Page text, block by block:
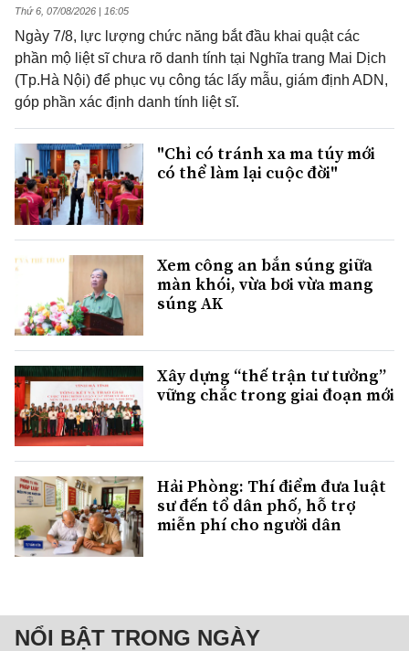
Thứ 6, 07/08/2026 | 16:05
Ngày 7/8, lực lượng chức năng bắt đầu khai quật các
phần mộ liệt sĩ chưa rõ danh tính tại Nghĩa trang Mai Dịch
(Tp.Hà Nội) để phục vụ công tác lấy mẫu, giám định ADN,
góp phần xác định danh tính liệt sĩ.
"Chỉ có tránh xa ma túy mới
có thể làm lại cuộc đời"
Xem công an bắn súng giữa
màn khói, vừa bơi vừa mang
súng AK
Xây dựng “thế trận tư tưởng”
vững chắc trong giai đoạn mới
Hải Phòng: Thí điểm đưa luật
sư đến tổ dân phố, hỗ trợ
miễn phí cho người dân
NỔI BẬT TRONG NGÀY